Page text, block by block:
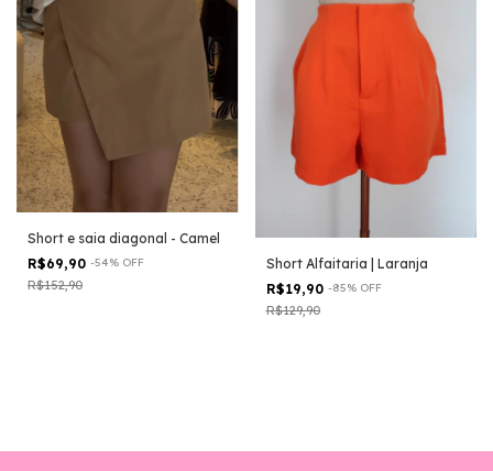
Short e saia diagonal - Camel
R$69,90 -54% OFF
R$152,90
Short Alfaitaria | Laranja
R$19,90 -85% OFF
R$129,90